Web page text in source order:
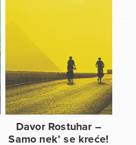
Davor Rostuhar –
Samo nek’ se kreće!